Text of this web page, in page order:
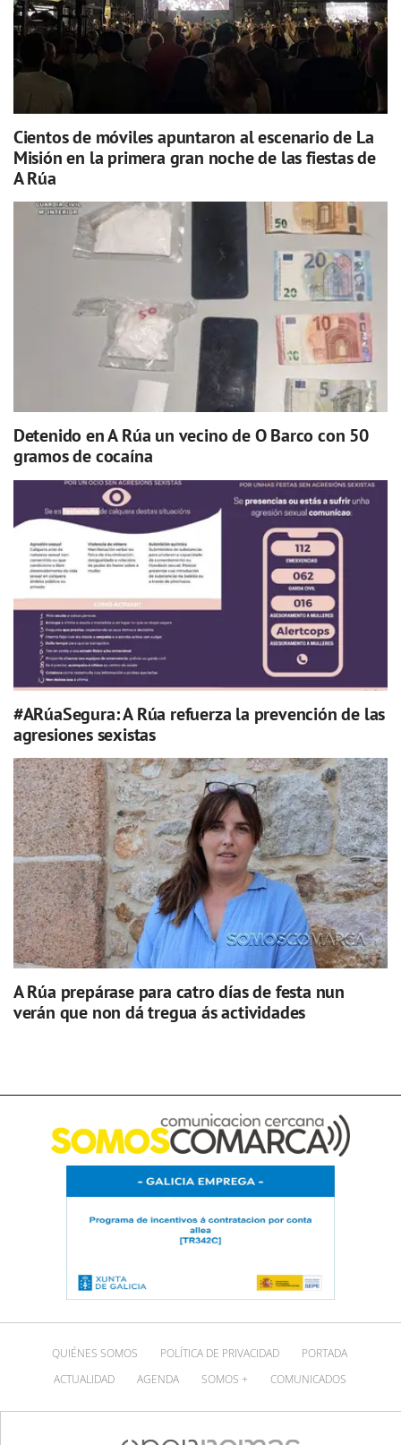
Cientos de móviles apuntaron al escenario de La
Misión en la primera gran noche de las fiestas de
A Rúa
Detenido en A Rúa un vecino de O Barco con 50
gramos de cocaína
#ARúaSegura: A Rúa refuerza la prevención de las
agresiones sexistas
A Rúa prepárase para catro días de festa nun
verán que non dá tregua ás actividades
QUIÉNES SOMOS POLÍTICA DE PRIVACIDAD
PORTADA
ACTUALIDAD
AGENDA SOMOS + COMUNICADOS